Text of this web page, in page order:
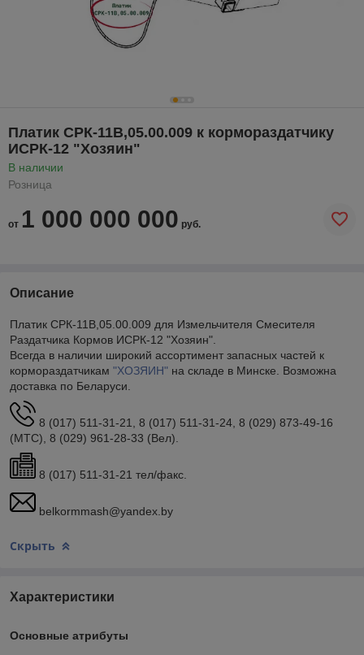
Платик СРК-11В,05.00.009 к кормораздатчику
ИСРК-12 "Хозяин"
В наличии
Розница
от 1 000 000 000 руб.
Описание
Платик СРК-11В,05.00.009 для Измельчителя Смесителя
Раздатчика Кормов ИСРК-12 "Хозяин".
Всегда в наличии широкий ассортимент запасных частей к
кормораздатчикам "ХОЗЯИН" на складе в Минске. Возможна
доставка по Беларуси.
8 (017) 511-31-21, 8 (017) 511-31-24, 8 (029) 873-49-16
(МТС), 8 (029) 961-28-33 (Вел).
8 (017) 511-31-21 тел/факс.
belkormmash@yandex.by
Скрыть
Характеристики
Основные атрибуты